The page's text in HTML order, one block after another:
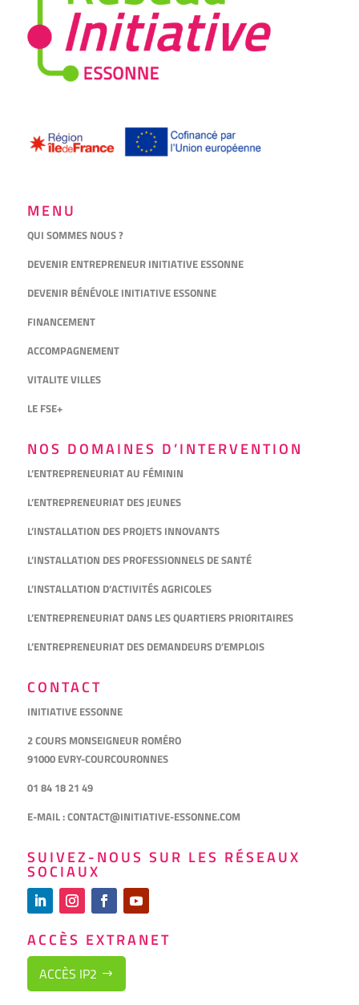
MENU
QUI SOMMES NOUS ?
DEVENIR ENTREPRENEUR INITIATIVE ESSONNE
DEVENIR BÉNÉVOLE INITIATIVE ESSONNE
FINANCEMENT
ACCOMPAGNEMENT
VITALITE VILLES
LE FSE+
NOS DOMAINES D’INTERVENTION
L’ENTREPRENEURIAT AU FÉMININ
L’ENTREPRENEURIAT DES JEUNES
L’INSTALLATION DES PROJETS INNOVANTS
L’INSTALLATION DES PROFESSIONNELS DE SANTÉ
L’INSTALLATION D’ACTIVITÉS AGRICOLES
L’ENTREPRENEURIAT DANS LES QUARTIERS PRIORITAIRES
L’ENTREPRENEURIAT DES DEMANDEURS D’EMPLOIS
CONTACT
INITIATIVE ESSONNE
2 COURS MONSEIGNEUR ROMÉRO
91000 EVRY-COURCOURONNES
01 84 18 21 49
E-MAIL :CONTACT@INITIATIVE-ESSONNE.COM
SUIVEZ-NOUS SUR LES RÉSEAUX
SOCIAUX
ACCÈS EXTRANET
ACCÈS IP2